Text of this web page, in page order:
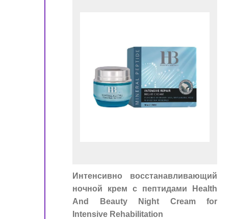
Интенсивно восстанавливающий
ночной крем с пептидами Health
And Beauty Night Cream for
Intensive Rehabilitation